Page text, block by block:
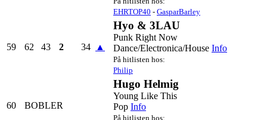
EHRTOP40 - GasparBarley
59 62 43 2 34 ▲
Hyo & 3LAU
Punk Right Now
Dance/Electronica/House Info
På hitlisten hos:
Philip
60 BOBLER
Hugo Helmig
Young Like This
Pop Info
På hitlisten hos: